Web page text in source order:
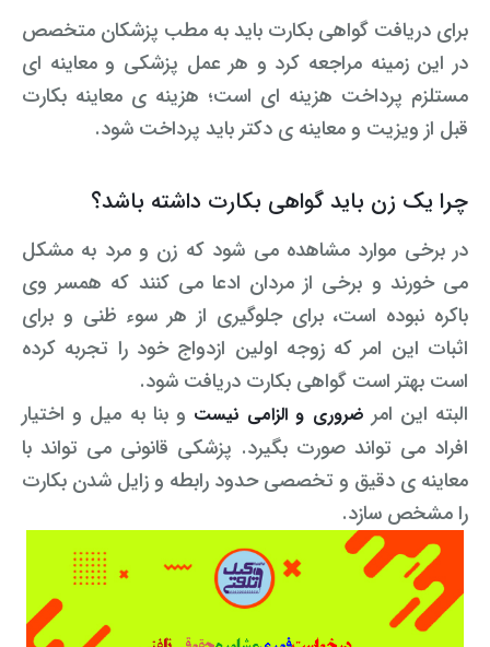
برای دریافت گواهی بکارت باید به مطب پزشکان متخصص
در این زمینه مراجعه کرد و هر عمل پزشکی و معاینه ای
مستلزم پرداخت هزینه ای است؛ هزینه ی معاینه بکارت
قبل از ویزیت و معاینه ی دکتر باید پرداخت شود.
چرا یک زن باید گواهی بکارت داشته باشد؟
در برخی موارد مشاهده می شود که زن و مرد به مشکل
می خورند و برخی از مردان ادعا می کنند که همسر وی
باکره نبوده است، برای جلوگیری از هر سوء ظنی و برای
اثبات این امر که زوجه اولین ازدواج خود را تجربه کرده
است بهتر است گواهی بکارت دریافت شود.
البته این امر ضروری و الزامی نیست و بنا به میل و اختیار
افراد می تواند صورت بگیرد. پزشکی قانونی می تواند با
معاینه ی دقیق و تخصصی حدود رابطه و زایل شدن بکارت
را مشخص سازد.